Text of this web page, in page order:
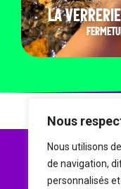
Nous
Nous utilisons
de navigation,
personnalisés
LA